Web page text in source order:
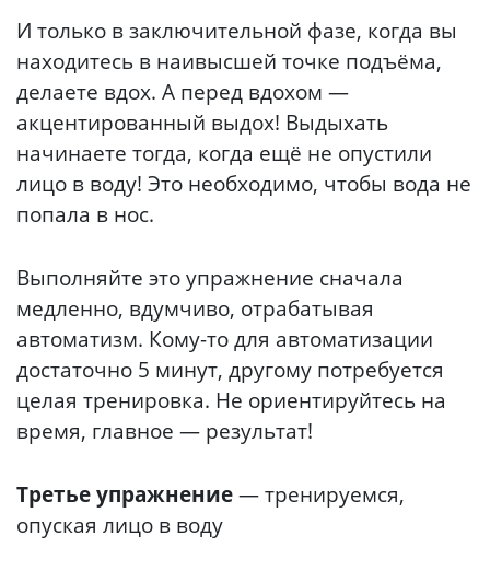
И только в заключительной фазе, когда вы
находитесь в наивысшей точке подъёма,
делаете вдох. А перед вдохом —
акцентированный выдох! Выдыхать
начинаете тогда, когда ещё не опустили
лицо в воду! Это необходимо, чтобы вода не
попала в нос.
Выполняйте это упражнение сначала
медленно, вдумчиво, отрабатывая
автоматизм. Кому-то для автоматизации
достаточно 5 минут, другому потребуется
целая тренировка. Не ориентируйтесь на
время, главное — результат!
Третье упражнение— тренируемся,
опуская лицо в воду